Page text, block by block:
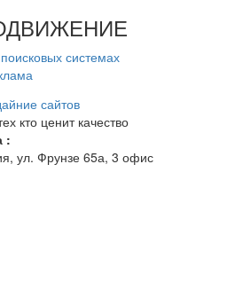
системах
кто ценит качество
:
ул. Фрунзе 65а, 3 офис